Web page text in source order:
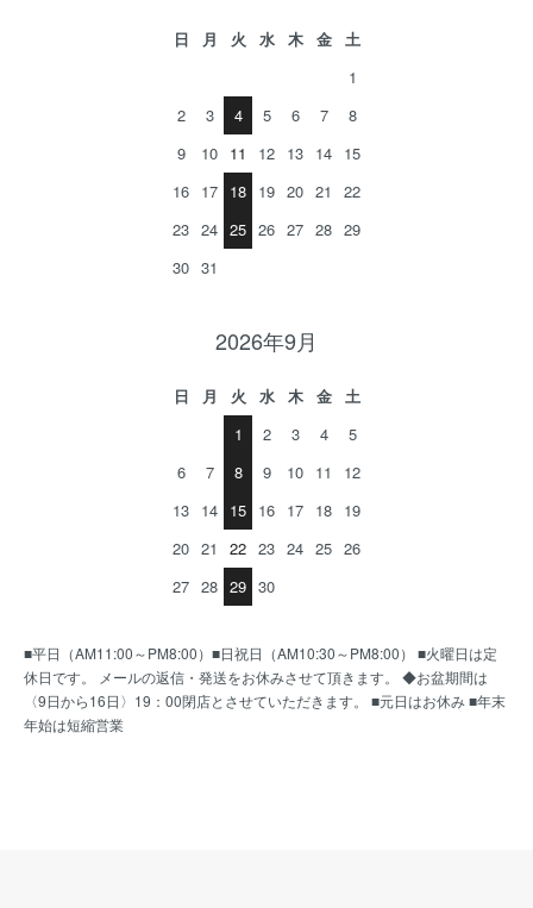
日 月 火 水 木 金
土
1
2
3 4 5 6 7
8
9
10 11 12 13 14 15
16 17 18 19 20 21
22
23 24 25 26 27 28 29
30 31
2026年9月
日 月 火 水 木 金
土
1
2 3 4
5
6
7 8 9 10 11
12
13 14 15 16 17 18 19
20 21 22 23 24 25 26
27 28 29 30
■平日（AM11:00～PM8:00）■日祝日（AM10:30～PM8:00） ■火曜日は定
休日です。 メールの返信・発送をお休みさせて頂きます。 ◆お盆期間は
〈9日から16日〉19：00閉店とさせていただきます。 ■元日はお休み ■年末
年始は短縮営業